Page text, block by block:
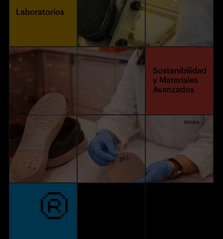
Laboratorios
Sostenibilidad
y Materiales
Avanzados